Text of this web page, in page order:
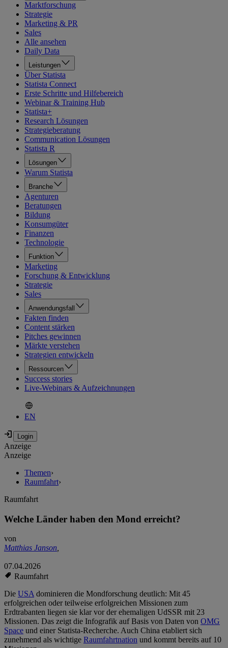
Marktforschung
Strategie
Marketing & PR
Sales
Alle ansehen
Daily Data
Leistungen
Über Statista
Statista Connect
Erste Schritte und Hilfebereich
Webinar & Training Hub
Statista+
Research Lösungen
Strategieberatung
Communication Lösungen
Statista R
Lösungen
Warum Statista
Branche
Agenturen
Beratungen
Bildung
Konsumgüter
Finanzen
Technologie
Funktion
Marketing
Forschung & Entwicklung
Strategie
Sales
Anwendungsfall
Fakten finden
Content stärken
Pitches gewinnen
Märkte verstehen
Strategien entwickeln
Ressourcen
Success stories
Live-Webinars & Aufzeichnungen
EN
Anzeige
Anzeige
Themen›
Raumfahrt›
Raumfahrt
Welche Länder haben den Mond erreicht?
von
Matthias Janson,
07.04.2026
Raumfahrt
Die USAdominieren die Mondforschung deutlich: Mit 45
erfolgreichen oder teilweise erfolgreichen Missionen zum
Erdtrabanten liegen sie klar vor der ehemaligen UdSSR mit 23
Missionen. Das zeigt die Infografik auf Basis von Daten von OMG
Space und einer Statista-Recherche. Auch China etabliert sich
zunehmend als wichtige Raumfahrtnation und kommt bereits auf 10